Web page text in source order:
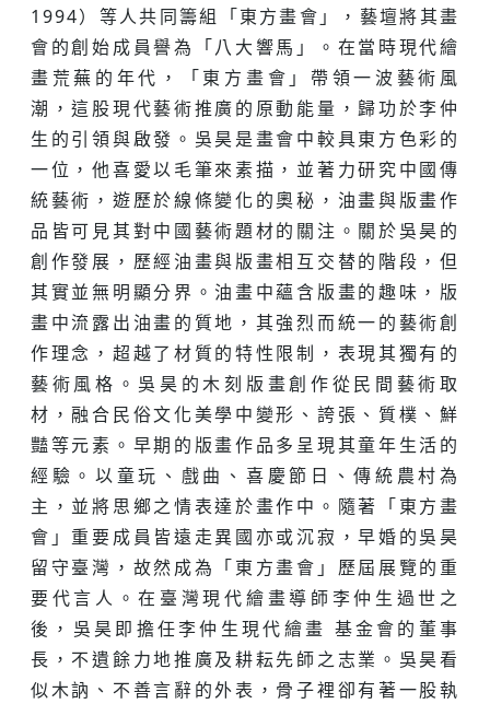
1994）等人共同籌組「東方畫會」，藝壇將其畫
會的創始成員譽為「八大響馬」。在當時現代繪
畫荒蕪的年代，「東方畫會」帶領一波藝術風
潮，這股現代藝術推廣的原動能量，歸功於李仲
生的引領與啟發。吳昊是畫會中較具東方色彩的
一位，他喜愛以毛筆來素描，並著力研究中國傳
統藝術，遊歷於線條變化的奧秘，油畫與版畫作
品皆可見其對中國藝術題材的關注。關於吳昊的
創作發展，歷經油畫與版畫相互交替的階段，但
其實並無明顯分界。油畫中蘊含版畫的趣味，版
畫中流露出油畫的質地，其強烈而統一的藝術創
作理念，超越了材質的特性限制，表現其獨有的
藝術風格。吳昊的木刻版畫創作從民間藝術取
材，融合民俗文化美學中變形、誇張、質樸、鮮
豔等元素。早期的版畫作品多呈現其童年生活的
經驗。以童玩、戲曲、喜慶節日、傳統農村為
主，並將思鄉之情表達於畫作中。隨著「東方畫
會」重要成員皆遠走異國亦或沉寂，早婚的吳昊
留守臺灣，故然成為「東方畫會」歷屆展覽的重
要代言人。在臺灣現代繪畫導師李仲生過世之
後，吳昊即擔任李仲生現代繪畫 基金會的董事
長，不遺餘力地推廣及耕耘先師之志業。吳昊看
似木訥、不善言辭的外表，骨子裡卻有著一股執